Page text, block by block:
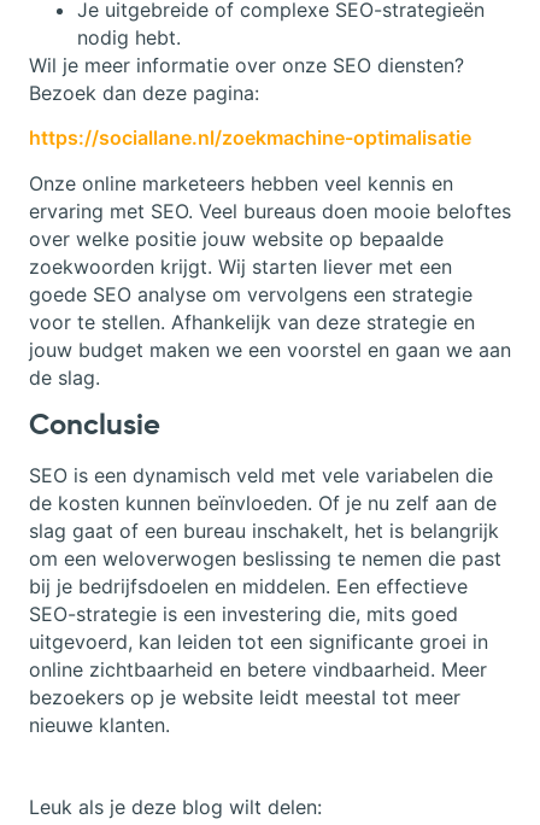
Je uitgebreide of complexe SEO-strategieën
nodig hebt.
Wil je meer informatie over onze SEO diensten?
Bezoek dan deze pagina:
https://sociallane.nl/zoekmachine-optimalisatie
Onze online marketeers hebben veel kennis en
ervaring met SEO. Veel bureaus doen mooie beloftes
over welke positie jouw website op bepaalde
zoekwoorden krijgt. Wij starten liever met een
goede SEO analyse om vervolgens een strategie
voor te stellen. Afhankelijk van deze strategie en
jouw budget maken we een voorstel en gaan we aan
de slag.
Conclusie
SEO is een dynamisch veld met vele variabelen die
de kosten kunnen beïnvloeden. Of je nu zelf aan de
slag gaat of een bureau inschakelt, het is belangrijk
om een weloverwogen beslissing te nemen die past
bij je bedrijfsdoelen en middelen. Een effectieve
SEO-strategie is een investering die, mits goed
uitgevoerd, kan leiden tot een significante groei in
online zichtbaarheid en betere vindbaarheid. Meer
bezoekers op je website leidt meestal tot meer
nieuwe klanten.
Leuk als je deze blog wilt delen: